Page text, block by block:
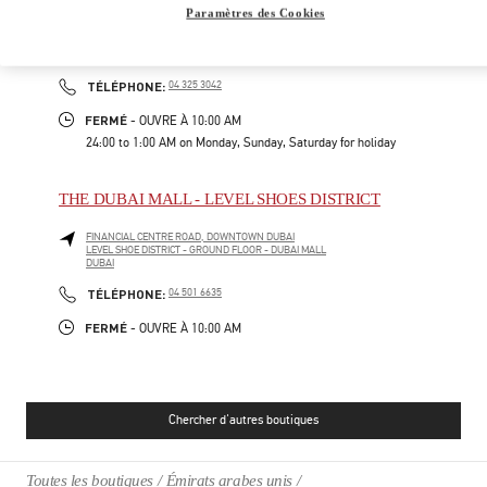
TÉLÉPHONE: PHONE
04 325 3042
FERMÉ - OUVRE À 10:00 AM
24:00 to 1:00 AM on Monday, Sunday, Saturday for holiday
THE DUBAI MALL - LEVEL SHOES DISTRICT
FINANCIAL CENTRE ROAD, DOWNTOWN DUBAI
LEVEL SHOE DISTRICT - GROUND FLOOR - DUBAI MALL
DUBAI
TÉLÉPHONE: PHONE
04 501 6635
FERMÉ - OUVRE À 10:00 AM
Chercher d'autres boutiques
Toutes les boutiques Émirats arabes unis
Paramètres des Cookies